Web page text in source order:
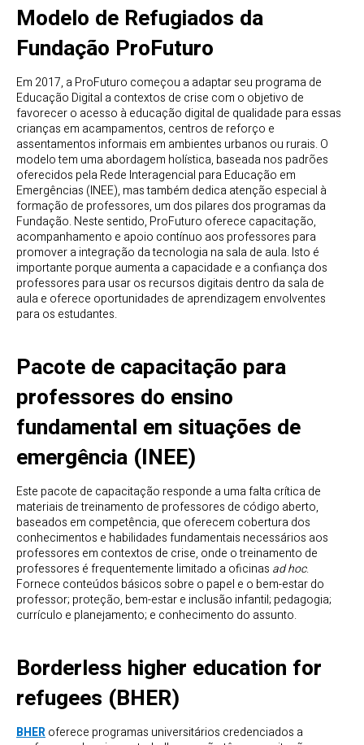
Modelo de Refugiados da
Fundação ProFuturo
Em 2017, a ProFuturo começou a adaptar seu programa de
Educação Digital a contextos de crise com o objetivo de
favorecer o acesso à educação digital de qualidade para essas
crianças em acampamentos, centros de reforço e
assentamentos informais em ambientes urbanos ou rurais. O
modelo tem uma abordagem holística, baseada nos padrões
oferecidos pela Rede Interagencial para Educação em
Emergências (INEE), mas também dedica atenção especial à
formação de professores, um dos pilares dos programas da
Fundação. Neste sentido, ProFuturo oferece capacitação,
acompanhamento e apoio contínuo aos professores para
promover a integração da tecnologia na sala de aula. Isto é
importante porque aumenta a capacidade e a confiança dos
professores para usar os recursos digitais dentro da sala de
aula e oferece oportunidades de aprendizagem envolventes
para os estudantes.
Pacote de capacitação para
professores do ensino
fundamental em situações de
emergência (INEE)
Este pacote de capacitação responde a uma falta crítica de
materiais de treinamento de professores de código aberto,
baseados em competência, que oferecem cobertura dos
conhecimentos e habilidades fundamentais necessários aos
professores em contextos de crise, onde o treinamento de
professores é frequentemente limitado a oficinas ad hoc.
Fornece conteúdos básicos sobre o papel e o bem-estar do
professor; proteção, bem-estar e inclusão infantil; pedagogia;
currículo e planejamento; e conhecimento do assunto.
Borderless higher education for
refugees (BHER)
BHERoferece programas universitários credenciados a